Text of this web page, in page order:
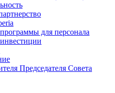
для персонала
Председателя Совета